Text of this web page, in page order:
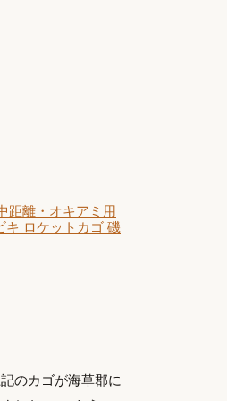
距離・オキアミ用
ロケットカゴ 磯
のカゴが海草郡に